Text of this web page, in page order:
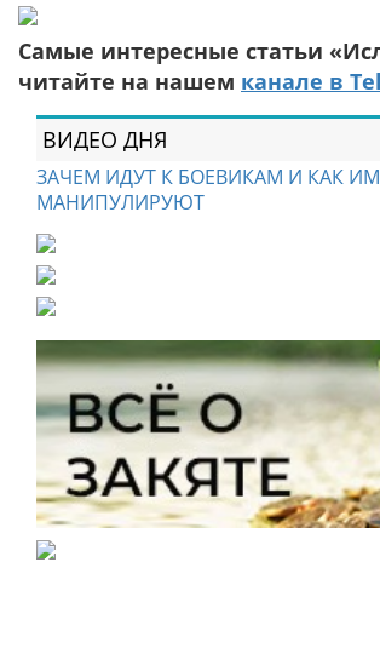
Самые интересные статьи
читайте на нашем канале в
ВИДЕО ДНЯ
ЗАЧЕМ ИДУТ К БОЕВИКАМ И КАК
МАНИПУЛИРУЮТ